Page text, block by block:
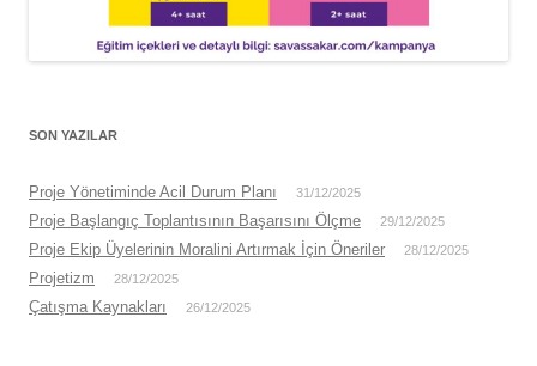
SON YAZILAR
Proje Yönetiminde Acil Durum Planı 31/12/2025
Proje Başlangıç Toplantısının Başarısını Ölçme 29/12/2025
Proje Ekip Üyelerinin Moralini Artırmak İçin Öneriler 28/12/2025
Projetizm 28/12/2025
Çatışma Kaynakları 26/12/2025